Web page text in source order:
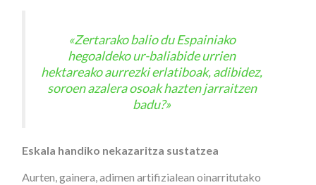
«Zertarako balio du Espainiako
hegoaldeko ur-baliabide urrien
hektareako aurrezki erlatiboak, adibidez,
soroen azalera osoak hazten jarraitzen
badu?»
Eskala handiko nekazaritza sustatzea
Aurten, gainera, adimen artifizialean oinarritutako